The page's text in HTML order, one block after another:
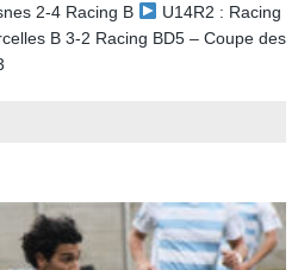
2-4 Racing B
U14R2 : Racing
B 3-2 Racing BD5 – Coupe des